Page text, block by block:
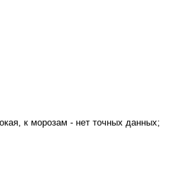
к морозам - нет точных данных;